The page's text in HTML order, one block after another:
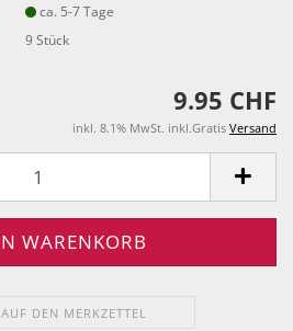
ca. 5-7 Tage
9Stück
9.95 CHF
inkl. 8.1% MwSt. inkl.Gratis Versand
AUF DEN MERKZETTEL